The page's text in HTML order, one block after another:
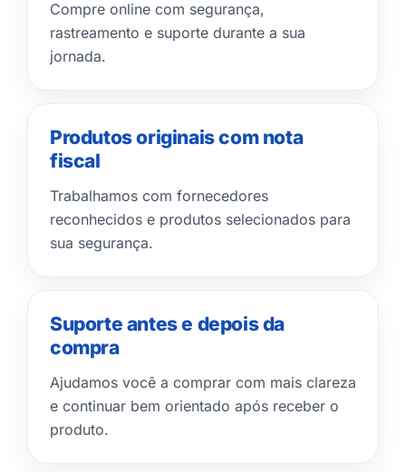
Compre online com segurança,
rastreamento e suporte durante a sua
jornada.
Produtos originais com nota
fiscal
Trabalhamos com fornecedores
reconhecidos e produtos selecionados para
sua segurança.
Suporte antes e depois da
compra
Ajudamos você a comprar com mais clareza
e continuar bem orientado após receber o
produto.